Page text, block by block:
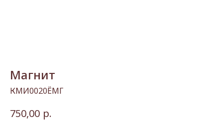
Магнит
КМИ0020ЁМГ
750,00 р.